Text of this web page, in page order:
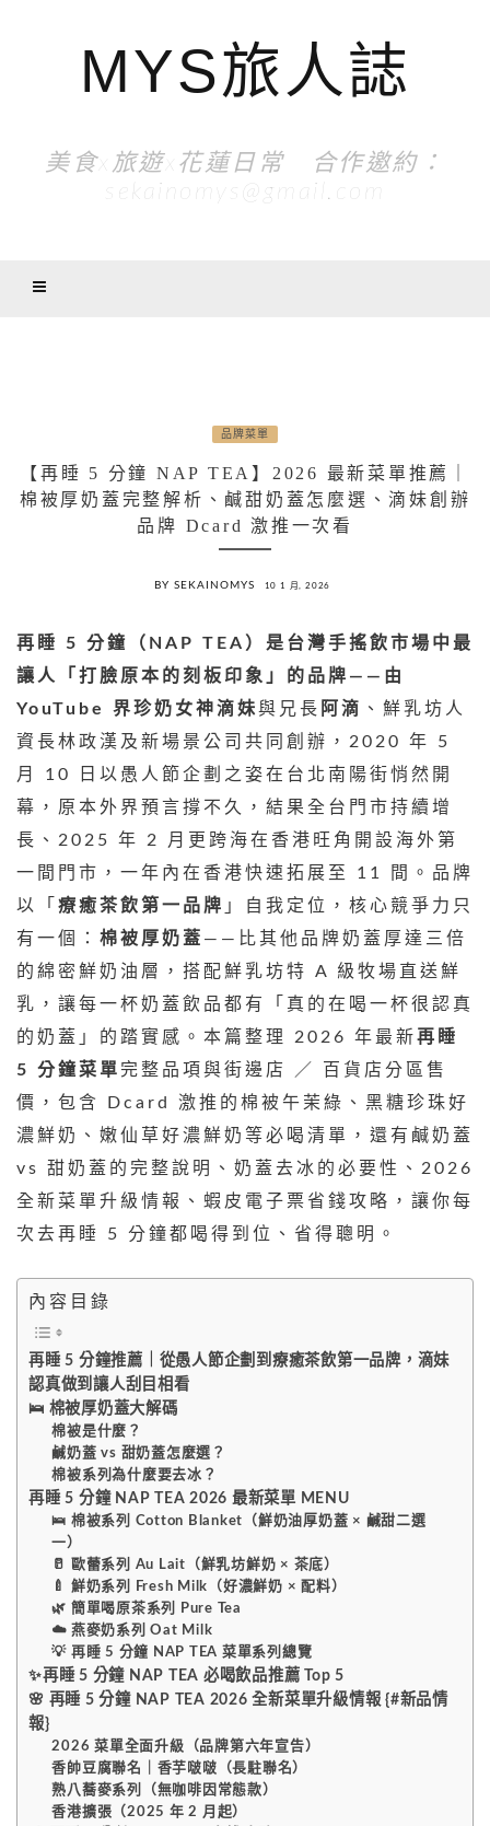
MYS旅人誌
美食x旅遊x花蓮日常 合作邀約：
sekainomys@gmail.com
品牌菜單
【再睡 5 分鐘 NAP TEA】2026 最新菜單推薦｜
棉被厚奶蓋完整解析、鹹甜奶蓋怎麼選、滴妹創辦
品牌 Dcard 激推一次看
BY SEKAINOMYS 10 1 月, 2026
再睡 5 分鐘（NAP TEA） 是台灣手搖飲市場中最
讓人「打臉原本的刻板印象」的品牌——由
YouTube 界珍奶女神滴妹與兄長 阿滴
、鮮乳坊人
資長林政漢及新場景公司共同創辦，2020 年 5
月 10 日以愚人節企劃之姿在台北南陽街悄然開
幕，原本外界預言撐不久，結果全台門市持續增
長、2025 年 2 月更跨海在香港旺角開設海外第
一間門市，一年內在香港快速拓展至 11 間。品牌
以「 療癒茶飲第一品牌 」自我定位，核心競爭力只
有一個： 棉被厚奶蓋 ——比其他品牌奶蓋厚達三倍
的綿密鮮奶油層，搭配鮮乳坊特 A 級牧場直送鮮
乳，讓每一杯奶蓋飲品都有「真的在喝一杯很認真
的奶蓋」的踏實感。本篇整理 2026 年最新再睡
5 分鐘菜單 完整品項與街邊店 ／ 百貨店分區售
價，包含 Dcard 激推的棉被午茉綠、黑糖珍珠好
濃鮮奶、嫩仙草好濃鮮奶等必喝清單，還有鹹奶蓋
vs 甜奶蓋的完整說明、奶蓋去冰的必要性、2026
全新菜單升級情報、蝦皮電子票省錢攻略，讓你每
次去再睡 5 分鐘都喝得到位、省得聰明。
內容目錄
再睡 5 分鐘推薦｜從愚人節企劃到療癒茶飲第一品牌，滴妹
認真做到讓人刮目相看
🛌 棉被厚奶蓋大解碼
棉被是什麼？
鹹奶蓋 vs 甜奶蓋怎麼選？
棉被系列為什麼要去冰？
再睡 5 分鐘 NAP TEA 2026 最新菜單 MENU
🛌 棉被系列 Cotton Blanket（鮮奶油厚奶蓋 × 鹹甜二選
一）
🥛 歐蕾系列 Au Lait（鮮乳坊鮮奶 × 茶底）
🍼 鮮奶系列 Fresh Milk（好濃鮮奶 × 配料）
🌿 簡單喝原茶系列 Pure Tea
☁️ 燕麥奶系列 Oat Milk
💡 再睡 5 分鐘 NAP TEA 菜單系列總覽
✨再睡 5 分鐘 NAP TEA 必喝飲品推薦 Top 5
🌸 再睡 5 分鐘 NAP TEA 2026 全新菜單升級情報 {#新品情
報}
2026 菜單全面升級（品牌第六年宣告）
香帥豆腐聯名｜香芋啵啵（長駐聯名）
熟八蕎麥系列（無咖啡因常態款）
香港擴張（2025 年 2 月起）